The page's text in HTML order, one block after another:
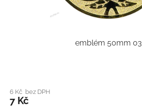
emblém 50mm 03
6 Kč bez DPH
7 Kč